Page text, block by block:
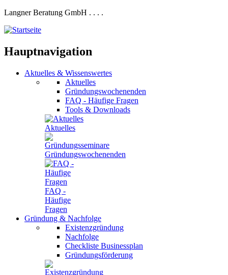
Langner Beratung GmbH . . . .
Hauptnavigation
Aktuelles & Wissenswertes
Aktuelles
Gründungswochenenden
FAQ - Häufige Fragen
Tools & Downloads
Aktuelles
Gründungswochenenden
FAQ -
Häufige
Fragen
Gründung & Nachfolge
Existenzgründung
Nachfolge
Checkliste Businessplan
Gründungsförderung